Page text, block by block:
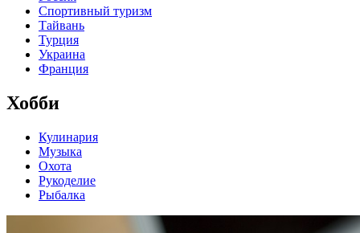
Спортивный туризм
Тайвань
Турция
Украина
Франция
Хобби
Кулинария
Музыка
Охота
Рукоделие
Рыбалка